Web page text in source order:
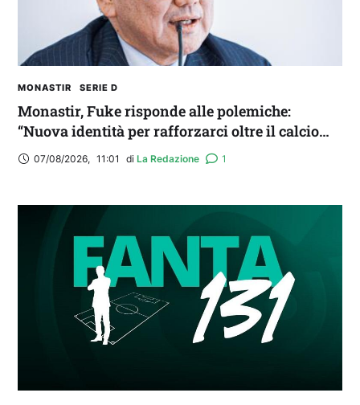
MONASTIR SERIE D
Monastir, Fuke risponde alle polemiche:
“Nuova identità per rafforzarci oltre il calcio
locale”
07/08/2026, 11:01 di La Redazione 1